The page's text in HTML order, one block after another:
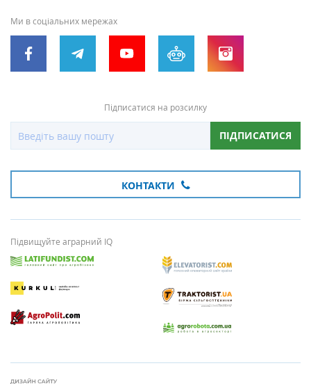
Ми в соціальних мережах
Підписатися на розсилку
ПІДПИСАТИСЯ
КОНТАКТИ
Підвищуйте аграрний IQ